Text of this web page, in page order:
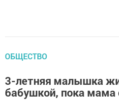
ОБЩЕСТВО
3-летняя малышка
бабушкой, пока мама